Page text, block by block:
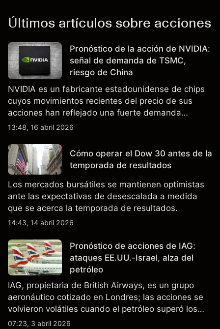
Últimos artículos sobre acciones
Pronóstico de la acción de NVIDIA:
señal de demanda de TSMC,
riesgo de China
NVIDIA es un fabricante estadounidense de chips
cuyos movimientos recientes del precio de sus
acciones han reflejado una fuerte demanda
relacionada con la IA, ingresos trimestrales récord
de exportación de EE.UU. que afectan las ventas
en China.
13:48, 16 abril 2026
Cómo operar el Dow 30 antes de la
temporada de resultados
Los mercados bursátiles se mantienen optimistas
ante las expectativas de desescalada a medida
que se acerca la temporada de resultados.
14:43, 14 abril 2026
Pronóstico de acciones de IAG:
ataques EE.UU.-Israel, alza del
petróleo
IAG, propietaria de British Airways, es un grupo
aeronáutico cotizado en Londres; las acciones se
volvieron volátiles cuando el petróleo superó los
$105 y los cierres del espacio aéreo de Oriente
07:23, 3 abril 2026